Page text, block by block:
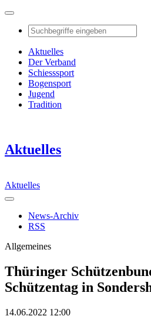
Aktuelles
Der Verband
Schiesssport
Bogensport
Jugend
Tradition
Aktuelles
Aktuelles
News-Archiv
RSS
Allgemeines
Thüringer
Schützentag in
14.06.2022 12:00